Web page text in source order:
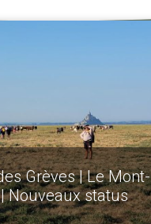
Grèves | Le Mont-
Nouveaux status